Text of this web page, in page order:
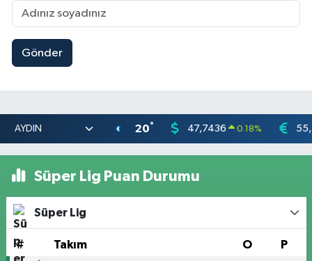
Gönder
20° 47,7436 0.18%
Süper Lig Puan Durumu
Süper Lig
# Takım O P